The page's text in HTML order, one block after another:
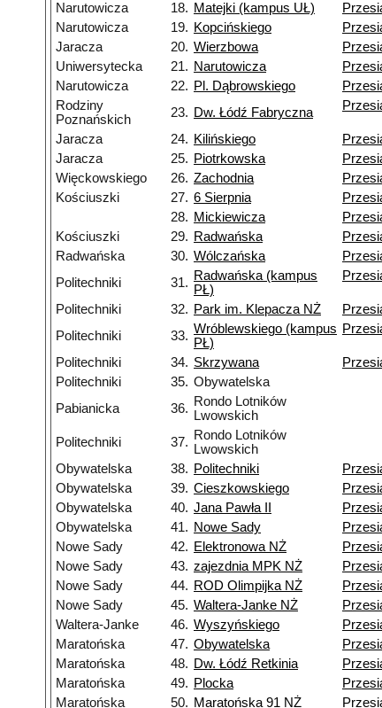
Narutowicza
18. Matejki (kampus UŁ)
Narutowicza
19. Kopcińskiego
Jaracza
20. Wierzbowa
Uniwersytecka
21. Narutowicza
Narutowicza
22. Pl. Dąbrowskiego
Rodziny
Poznańskich
23. Dw. Łódź Fabryczna
Jaracza 24. Kilińskiego
Jaracza
25. Piotrkowska
Więckowskiego
26. Zachodnia
Kościuszki
27. 6 Sierpnia
28. Mickiewicza
Kościuszki
29. Radwańska
Radwańska
30. Wólczańska
Politechniki
31. Radwańska (kampus
PŁ)
Politechniki 32. Park im. Klepacza NŻ
Politechniki
33. Wróblewskiego (kampus
PŁ)
Politechniki 34. Skrzywana
Politechniki
35. Obywatelska
Pabianicka
36. Rondo Lotników
Lwowskich
Politechniki
37. Rondo Lotników
Lwowskich
Obywatelska
38. Politechniki
Obywatelska
39. Cieszkowskiego
Obywatelska
40. Jana Pawła II
Obywatelska
41. Nowe Sady
Nowe Sady
42. Elektronowa NŻ
Nowe Sady
43. zajezdnia MPK NŻ
Nowe Sady
44. ROD Olimpijka NŻ
Nowe Sady
45. Waltera-Janke NŻ
Waltera-Janke
46. Wyszyńskiego
Maratońska
47. Obywatelska
Maratońska
48. Dw. Łódź Retkinia
Maratońska
49. Plocka
Maratońska
50. Maratońska 91 NŻ